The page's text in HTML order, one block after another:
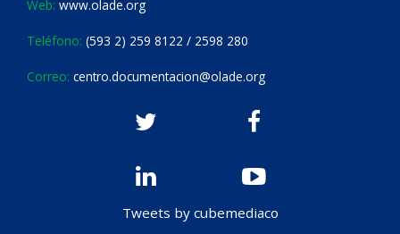
Web: www.olade.org
Teléfono: (593 2) 259 8122 / 2598 280
Correo: centro.documentacion@olade.org
Tweets by cubemediaco